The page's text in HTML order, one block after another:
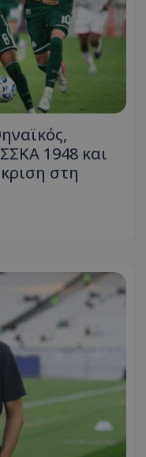
1948 και
στη